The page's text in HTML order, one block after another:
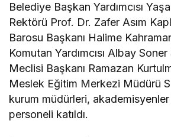
Belediye Başkan Yardımcısı
Rektörü Prof. Dr. Zafer Asım
Barosu Başkanı Halime
Komutan Yardımcısı Albay
Meclisi Başkanı Ramazan
Meslek Eğitim Merkezi Müdürü
kurum müdürleri,
personeli katıldı.